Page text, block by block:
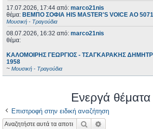
17.07.2026, 17:44 από: marco21nis
θέμα: ΒΕΜΠΟ ΣΟΦΙΑ HIS MASTER'S VOICE AO
Μουσική - Τραγούδια
08.07.2026, 16:32 από: marco21nis
θέμα:
ΚΑΛΟΜΟΙΡΗΣ ΓΕΩΡΓΙΟΣ - ΤΣΑΓΚΑΡΑΚΗΣ
1958
~ Μουσική - Τραγούδια
Ενεργά θέματα
Επιστροφή στην ειδική αναζήτηση
Αναζήτηση